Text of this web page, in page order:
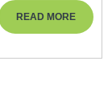
avec
READ MOREREAD
MORE